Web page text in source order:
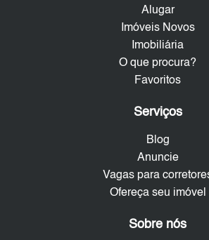
Alugar
Imóveis Novos
Imobiliária
O que procura?
Favoritos
Serviços
Blog
Anuncie
Vagas para
Ofereça seu imóvel
Sobre nós